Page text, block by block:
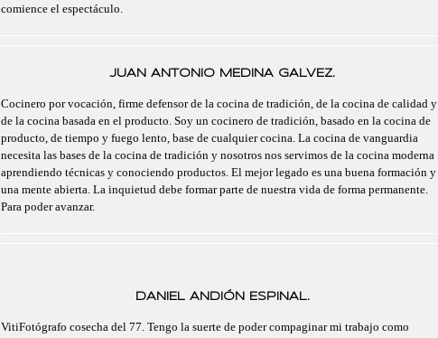
comience el espectáculo.
JUAN ANTONIO MEDINA GALVEZ.
Cocinero por vocación, firme defensor de la cocina de tradición, de la cocina de calidad y
de la cocina basada en el producto. Soy un cocinero de tradición, basado en la cocina de
producto, de tiempo y fuego lento, base de cualquier cocina. La cocina de vanguardia
necesita las bases de la cocina de tradición y nosotros nos servimos de la cocina moderna
aprendiendo técnicas y conociendo productos. El mejor legado es una buena formación y
una mente abierta. La inquietud debe formar parte de nuestra vida de forma permanente.
Para poder avanzar.
DANIEL ANDIÓN ESPINAL.
VitiFotógrafo cosecha del 77. Tengo la suerte de poder compaginar mi trabajo como